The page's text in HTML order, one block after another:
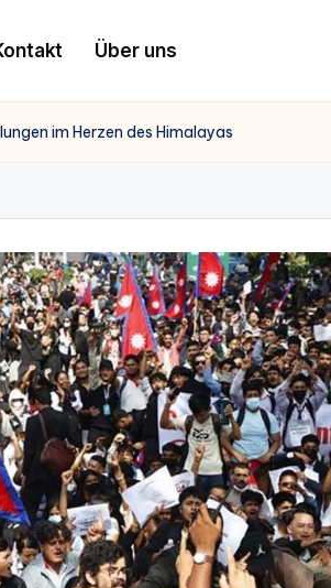
Über uns
im Herzen des Himalayas